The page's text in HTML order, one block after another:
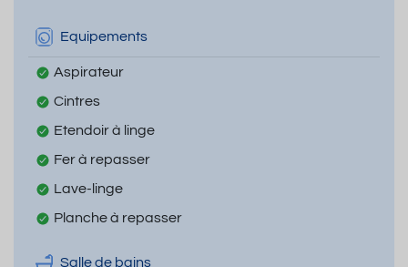
Equipements
Aspirateur
Cintres
Etendoir à linge
Fer à repasser
Lave-linge
Planche à repasser
Salle de bains